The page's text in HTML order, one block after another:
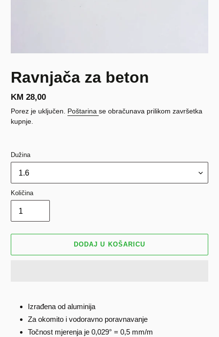
Ravnjača za beton
Redovna
cijena
KM 28,00
Porez je uključen. Poštarina se obračunava prilikom završetka
kupnje.
Dužina
Količina
DODAJ U KOŠARICU
košaricu
Izrađena od aluminija
Za okomito i vodoravno poravnavanje
Točnost mjerenja je 0,029° = 0,5 mm/m